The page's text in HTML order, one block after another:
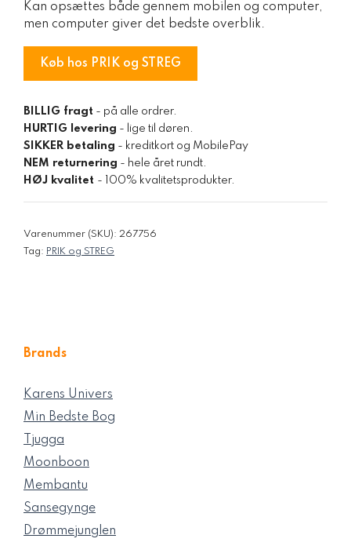
Kan opsættes både gennem mobilen og computer,
men computer giver det bedste overblik.
Køb hos PRIK og STREG
BILLIG fragt - på alle ordrer.
HURTIG levering - lige til døren.
SIKKER betaling - kreditkort og MobilePay
NEM returnering - hele året rundt.
HØJ kvalitet - 100% kvalitetsprodukter.
Varenummer (SKU): 267756
Tag: PRIK og STREG
Brands
Karens Univers
Min Bedste Bog
Tjugga
Moonboon
Membantu
Sansegynge
Drømmejunglen